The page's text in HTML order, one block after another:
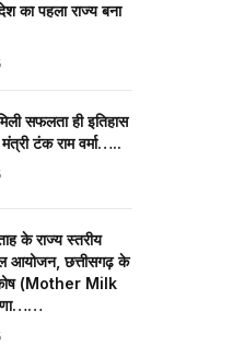
का पहला राज्य बना
सफलता ही इतिहास
टंक राम वर्मा…..
के राज्य स्तरीय
आयोजन, छत्तीसगढ़ के
(Mother Milk